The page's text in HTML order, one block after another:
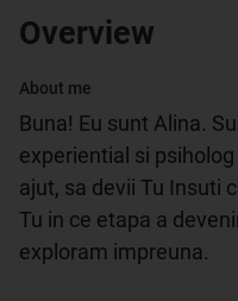
Overview
About me
Buna! Eu sunt Alina.
experiential si
ajut, sa devii Tu Insuti
Tu in ce etapa a
exploram impreuna.